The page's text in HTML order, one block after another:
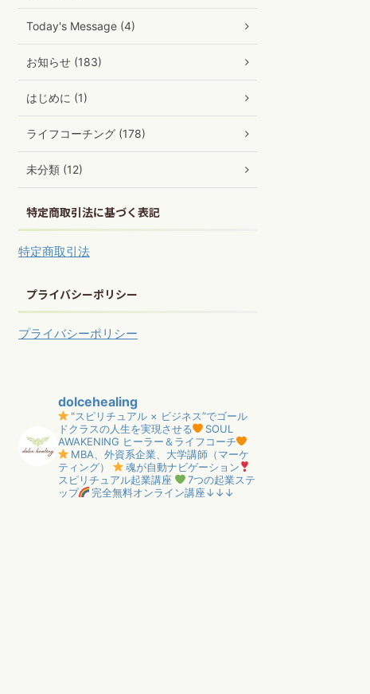
Today's Message (4)
お知らせ (183)
はじめに (1)
ライフコーチング (178)
未分類 (12)
特定商取引法に基づく表記
特定商取引法
プライバシーポリシー
プライバシーポリシー
dolcehealing
"スピリチュアル × ビジネス”でゴール
ドクラスの人生を実現させる
SOUL
AWAKENING ヒーラー＆ライフコーチ
MBA、外資系企業、大学講師（マーケ
ティング）
魂が自動ナビゲーション
スピリチュアル起業講座
7つの起業ステ
ップ
完全無料オンライン講座↓↓↓